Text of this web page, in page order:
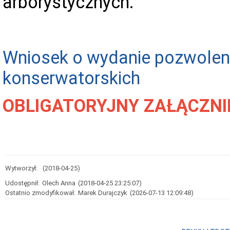
Wniosek o wydanie
konserwatorskich
OBLIGATORYJNY
Wytworzył:
(2018-04-25)
Udostępnił: Olech Anna (2018-04-25 23:25:07)
Ostatnio zmodyfikował: Marek Durajczyk (2026-07-13 12:09:48)